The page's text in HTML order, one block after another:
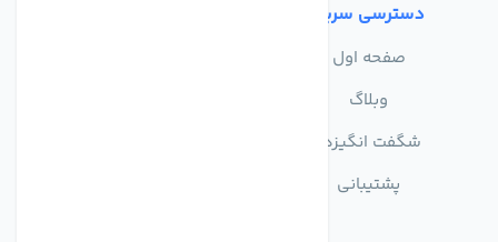
دسترسی سریع
صفحه اول
وبلاگ
شگفت انگیزها
پشتیبانی